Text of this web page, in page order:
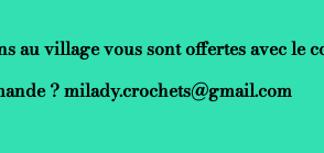
au village vous sont offertes avec le
? milady.crochets@gmail.com